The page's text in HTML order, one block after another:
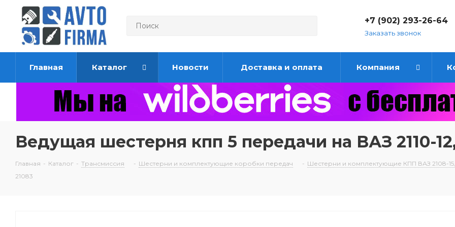
+7 (902) 293-26-64
Заказать звонок
Главная Каталог Новости Доставка и оплата Компания
Ведущая шестерня кпп 5 передачи на ВАЗ 2110-
Главная - Каталог - Трансмиссия - Шестерни и комплектующие коробки передач - Шестерни и комплектующие КПП ВАЗ 2108-15,
21083